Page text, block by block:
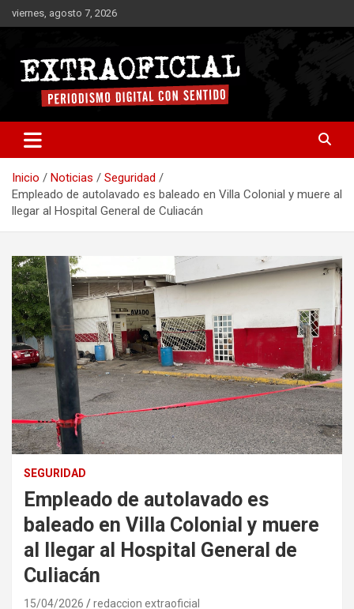
Saltar
al
viernes, agosto 7, 2026
Extraoficial
Inicio Noticias
Seguridad
Empleado de autolavado es baleado en Villa Colonial y muere al
llegar al Hospital General de Culiacán
SEGURIDAD
Empleado de autolavado es
baleado en Villa Colonial y muere
al llegar al Hospital General de
Culiacán
15/04/2026 redaccion extraoficial